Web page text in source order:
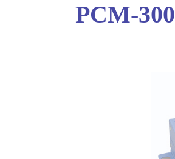
PCM-300